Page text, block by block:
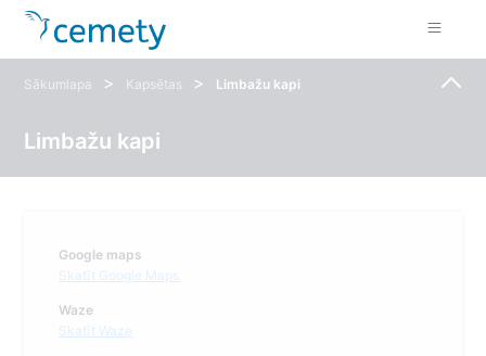
Sākumlapa > Kapsētas > Limbažu kapi
Limbažu kapi
Google maps
Skatīt Google Maps
Waze
Skatīt Waze